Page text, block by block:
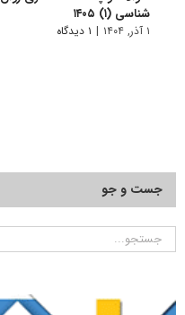
شناسی (۱) ۱۴۰۵
۱ آذر, ۱۴۰۴ | ۱ دیدگاه
جست و جو
جستجو